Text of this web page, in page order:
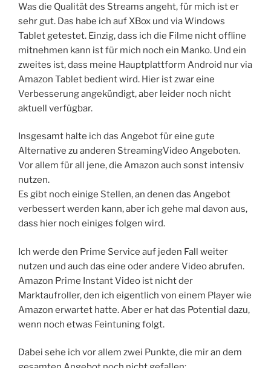
Was die Qualität des Streams angeht, für mich ist er
sehr gut. Das habe ich auf XBox und via Windows
Tablet getestet. Einzig, dass ich die Filme nicht offline
mitnehmen kann ist für mich noch ein Manko. Und ein
zweites ist, dass meine Hauptplattform Android nur via
Amazon Tablet bedient wird. Hier ist zwar eine
Verbesserung angekündigt, aber leider noch nicht
aktuell verfügbar.
Insgesamt halte ich das Angebot für eine gute
Alternative zu anderen StreamingVideo Angeboten.
Vor allem für all jene, die Amazon auch sonst intensiv
nutzen.
Es gibt noch einige Stellen, an denen das Angebot
verbessert werden kann, aber ich gehe mal davon aus,
dass hier noch einiges folgen wird.
Ich werde den Prime Service auf jeden Fall weiter
nutzen und auch das eine oder andere Video abrufen.
Amazon Prime Instant Video ist nicht der
Marktaufroller, den ich eigentlich von einem Player wie
Amazon erwartet hatte. Aber er hat das Potential dazu,
wenn noch etwas Feintuning folgt.
Dabei sehe ich vor allem zwei Punkte, die mir an dem